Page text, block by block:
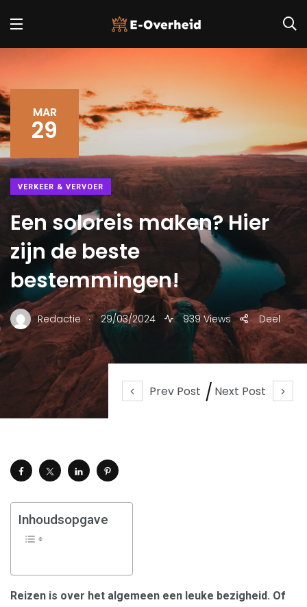
Prev Post Next Post
MAR
29
VERKEER & VERVOER
Een soloreis maken? Hier
zijn de beste
bestemmingen!
Redactie . 29/03/2024 939 Views Deel
Inhoudsopgave
Reizen is over het algemeen een leuke bezigheid. Of